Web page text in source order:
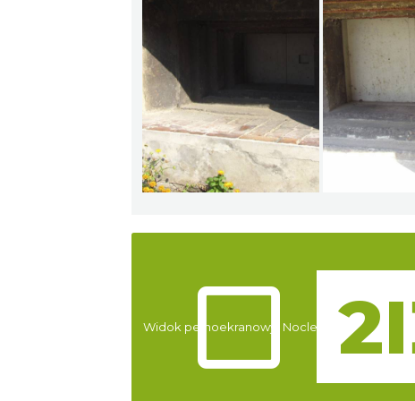
Widok pełnoekranowy: Noclegi